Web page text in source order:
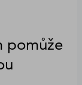
pomůže